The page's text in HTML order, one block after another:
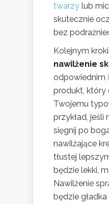
twarzy lub
skutecznie
bez
Kolejnym
nawilżenie
odpowiednim
produkt, który
Twojemu
przykład, jeśli
sięgnij po
nawilżające
tłustej
będzie lekki,
Nawilżenie
będzie